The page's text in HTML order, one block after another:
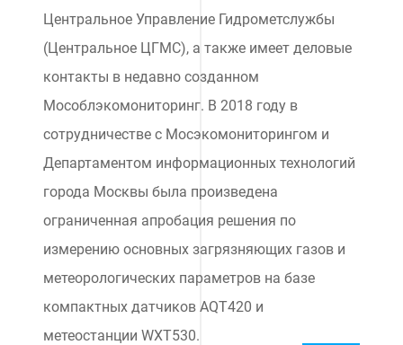
Центральное Управление Гидрометслужбы
(Центральное ЦГМС), а также имеет деловые
контакты в недавно созданном
Мособлэкомониторинг. В 2018 году в
сотрудничестве c Мосэкомониторингом и
Департаментом информационных технологий
города Москвы была произведена
ограниченная апробация решения по
измерению основных загрязняющих газов и
метеорологических параметров на базе
компактных датчиков AQT420 и
метеостанции WXT530.